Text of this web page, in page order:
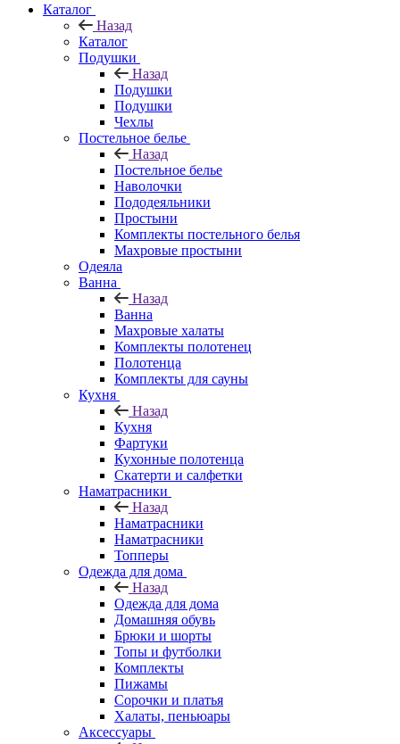
Каталог
Назад
Каталог
Подушки
Назад
Подушки
Подушки
Чехлы
Постельное белье
Назад
Постельное белье
Наволочки
Пододеяльники
Простыни
Комплекты постельного белья
Махровые простыни
Одеяла
Ванна
Назад
Ванна
Махровые халаты
Комплекты полотенец
Полотенца
Комплекты для сауны
Кухня
Назад
Кухня
Фартуки
Кухонные полотенца
Скатерти и салфетки
Наматрасники
Назад
Наматрасники
Наматрасники
Топперы
Одежда для дома
Назад
Одежда для дома
Домашняя обувь
Брюки и шорты
Топы и футболки
Комплекты
Пижамы
Сорочки и платья
Халаты, пеньюары
Аксессуары